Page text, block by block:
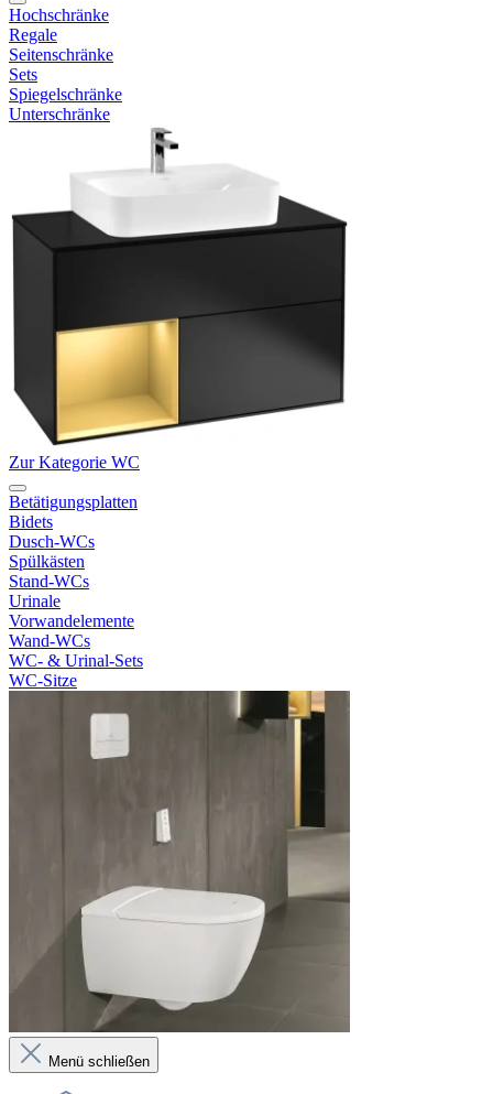
Hochschränke
Regale
Seitenschränke
Sets
Spiegelschränke
Unterschränke
Zur Kategorie WC
Betätigungsplatten
Bidets
Dusch-WCs
Spülkästen
Stand-WCs
Urinale
Vorwandelemente
Wand-WCs
WC- & Urinal-Sets
WC-Sitze
Menü schließen